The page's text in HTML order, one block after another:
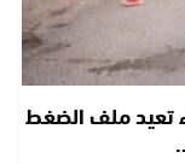
تعيد ملف الضغط